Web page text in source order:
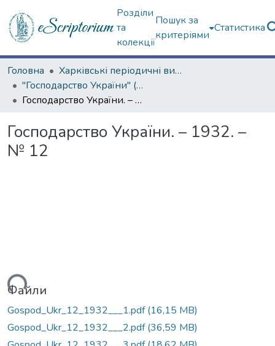
Розділи
та
колекції
Пошук за
критеріями
Статистика
Головна
Харківські періодичні видання
"Господарство України" (1929 р.)
Господарство України. – 1932. – № 12
Господарство України. – 1932. –
№ 12
Файли
Gospod_Ukr_12_1932___1.pdf(16,15 MB)
Gospod_Ukr_12_1932___2.pdf(36,59 MB)